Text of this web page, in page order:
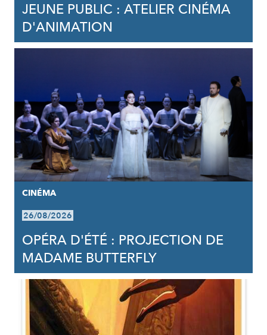
JEUNE PUBLIC : ATELIER CINÉMA
D'ANIMATION
CINÉMA
26/08/2026
OPÉRA D'ÉTÉ : PROJECTION DE
MADAME BUTTERFLY